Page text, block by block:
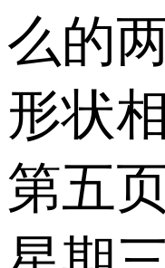
么的
形状
第五